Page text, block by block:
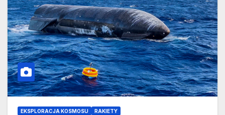
EKSPLORACJA KOSMOSU RAKIETY